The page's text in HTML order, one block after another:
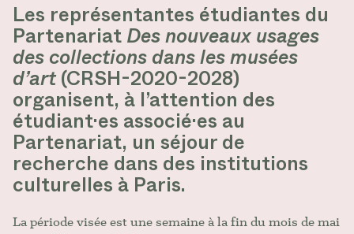
Les représentantes étudiantes du
Partenariat Des nouveaux usages
des collections dans les musées
d’art(CRSH-2020-2028)
organisent, à l’attention des
étudiant·es associé·es au
Partenariat, un séjour de
recherche dans des institutions
culturelles à Paris.
La période visée est une semaine à la fin du mois de mai